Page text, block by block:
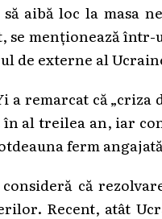
să aibă loc la masa
se menționează într-
de externe al
a remarcat că
al treilea an, iar
ferm
consideră că
Recent, atât